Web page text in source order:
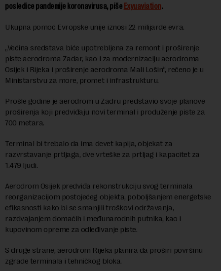
posledice pandemije koronavirusa, piše Exyuaviation.
Ukupna pomoć Evropske unije iznosi 22 milijarde evra.
„Većina sredstava biće upotrebljena za remont i proširenje
piste aerodroma Zadar, kao i za modernizaciju aerodroma
Osijek i Rijeka i proširenje aerodroma Mali Lošin“, rečeno je u
Ministarstvu za more, promet i infrastrukturu.
Prošle godine je aerodrom u Zadru predstavio svoje planove
proširenja koji predviđaju novi terminal i produženje piste za
700 metara.
Terminal bi trebalo da ima devet kapija, objekat za
razvrstavanje prtljaga, dve vrteške za prtljag i kapacitet za
1.479 ljudi.
Aerodrom Osijek predviđa rekonstrukciju svog terminala
reorganizacijom postojećeg objekta, poboljšanjem energetske
efikasnosti kako bi se smanjili troškovi održavanja,
razdvajanjem domaćih i međunarodnih putnika, kao i
kupovinom opreme za odleđivanje piste.
S druge strane, aerodrom Rijeka planira da proširi površinu
zgrade terminala i tehničkog bloka.